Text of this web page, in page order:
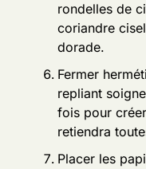
rondelles de
coriandre
dorade.
Fermer
repliant
fois pour
retiendra
Placer les